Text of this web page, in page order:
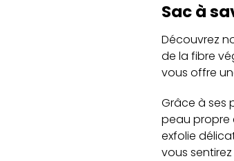
Sac à
Découvrez
de la fibre
vous offre
Grâce à ses
peau propre
exfolie
vous